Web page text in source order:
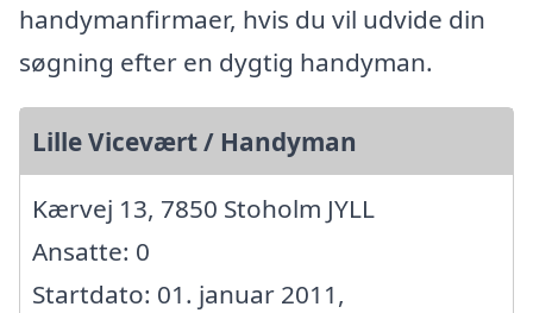
handymanfirmaer, hvis du vil udvide din
søgning efter en dygtig handyman.
Lille Vicevært / Handyman
Kærvej 13, 7850 Stoholm JYLL
Ansatte: 0
Startdato: 01. januar 2011,